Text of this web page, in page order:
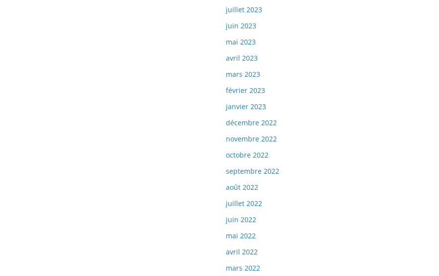
juillet 2023
juin 2023
mai 2023
avril 2023
mars 2023
février 2023
janvier 2023
décembre 2022
novembre 2022
octobre 2022
septembre 2022
août 2022
juillet 2022
juin 2022
mai 2022
avril 2022
mars 2022